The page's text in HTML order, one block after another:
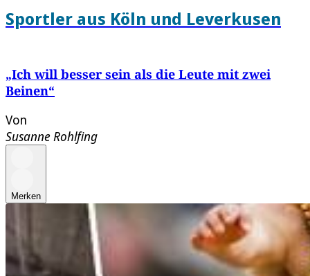
Sportler aus Köln und Leverkusen
„Ich will besser sein als die Leute mit zwei
Beinen“
Von
Susanne Rohlfing
Merken